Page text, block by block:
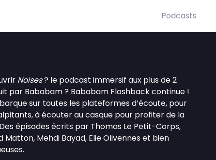
Podcasts
Noises? le podcast immersif aux plus de 2
par Bababam ? Bababam Flashback continue !
sur toutes les plateformes d’écoute, pour
à écouter au casque pour profiter de la
épisodes écrits par Thomas Le Petit-Corps,
Matton, Mehdi Bayad, Elie Olivennes et bien